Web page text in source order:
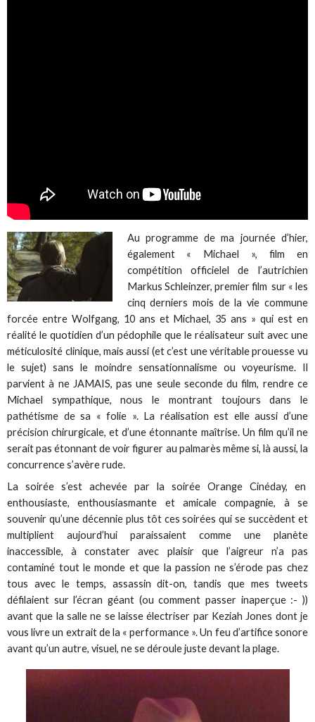
Au programme de ma journée d’hier,
également « Michael », film en
compétition officielel de l’autrichien
Markus Schleinzer, premier film sur « les
cinq derniers mois de la vie commune
forcée entre Wolfgang, 10 ans et Michael, 35 ans » qui est en
réalité le quotidien d’un pédophile que le réalisateur suit avec une
méticulosité clinique, mais aussi (et c’est une véritable prouesse vu
le sujet) sans le moindre sensationnalisme ou voyeurisme. Il
parvient à ne JAMAIS, pas une seule seconde du film, rendre ce
Michael sympathique, nous le montrant toujours dans le
pathétisme de sa « folie ». La réalisation est elle aussi d’une
précision chirurgicale, et d’une étonnante maîtrise. Un film qu’il ne
serait pas étonnant de voir figurer au palmarès même si, là aussi, la
concurrence s’avère rude.
La soirée s’est achevée par la soirée Orange Cinéday, en
enthousiaste, enthousiasmante et amicale compagnie, à se
souvenir qu’une décennie plus tôt ces soirées qui se succèdent et
multiplient aujourd’hui paraissaient comme une planète
inaccessible, à constater avec plaisir que l’aigreur n’a pas
contaminé tout le monde et que la passion ne s’érode pas chez
tous avec le temps, assassin dit-on, tandis que mes tweets
défilaient sur l’écran géant (ou comment passer inaperçue :- ))
avant que la salle ne se laisse électriser par Keziah Jones dont je
vous livre un extrait de la « performance ». Un feu d’artifice sonore
avant qu’un autre, visuel, ne se déroule juste devant la plage.